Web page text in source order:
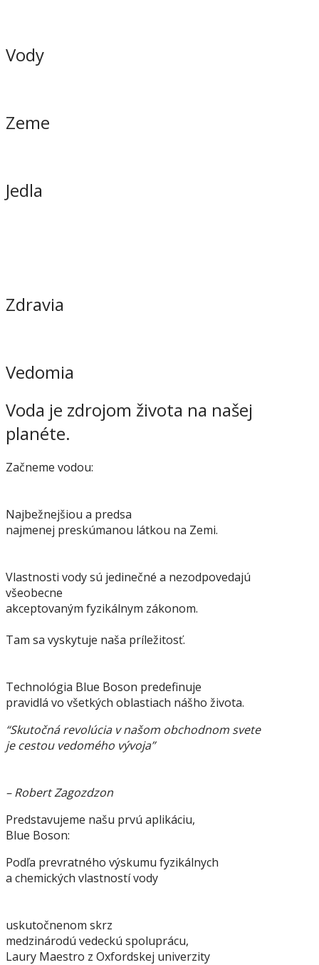
Vody
Zeme
Jedla
Zdravia
Vedomia
Voda je zdrojom života na našej
planéte.
Začneme vodou:
Najbežnejšiou a predsa
najmenej preskúmanou látkou na Zemi.
Vlastnosti vody sú jedinečné a nezodpovedajú
všeobecne
akceptovaným fyzikálnym zákonom.
Tam sa vyskytuje naša príležitosť.
Technológia Blue Boson predefinuje
pravidlá vo všetkých oblastiach nášho života.
“Skutočná revolúcia v našom obchodnom svete
je cestou vedomého vývoja”
– Robert Zagozdzon
Predstavujeme našu prvú aplikáciu,
Blue Boson:
Podľa prevratného výskumu fyzikálnych
a chemických vlastností vody
uskutočnenom skrz
medzinárodú vedeckú spoluprácu,
Laury Maestro z Oxfordskej univerzity